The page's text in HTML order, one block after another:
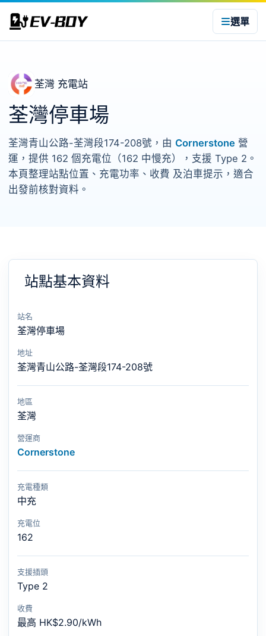
選單
荃灣 充電站
荃灣停車場
荃灣青山公路-荃灣段174-208號，由 Cornerstone 營
運，提供 162 個充電位（162 中慢充），支援 Type 2。
本頁整理站點位置、充電功率、收費 及泊車提示，適合
出發前核對資料。
站點基本資料
站名
荃灣停車場
地址
荃灣青山公路-荃灣段174-208號
地區
荃灣
營運商
Cornerstone
充電種類
中充
充電位
162
支援插頭
Type 2
收費
最高 HK$2.90/kWh